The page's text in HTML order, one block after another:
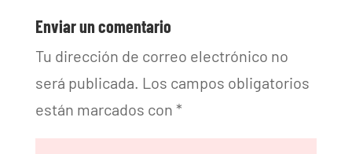
Enviar un comentario
Tu dirección de correo electrónico no
será publicada. Los campos obligatorios
están marcados con *